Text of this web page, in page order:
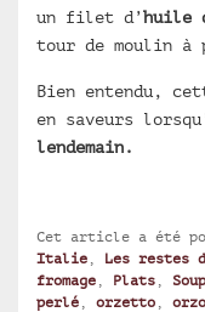
un filet d’huile
tour de moulin à
Bien entendu,
en saveurs
lendemain.
Cet article a été
Italie
Les restes
fromage
Plats
perlé
orzetto